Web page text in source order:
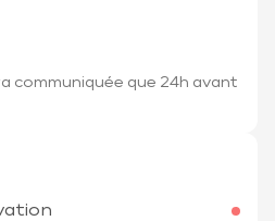
communiquée que 24h avant